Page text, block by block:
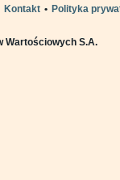
Kontakt • Polityka
Wartościowych S.A.